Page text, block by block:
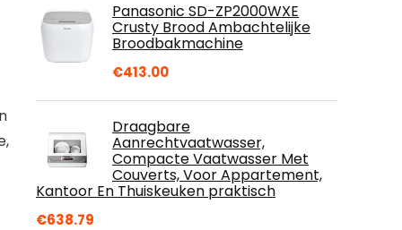
Panasonic SD-ZP2000WXE
Crusty Brood Ambachtelijke
Broodbakmachine
€413.00
Draagbare
Aanrechtvaatwasser,
Compacte Vaatwasser Met
Couverts, Voor Appartement,
Kantoor En Thuiskeuken praktisch
€638.79